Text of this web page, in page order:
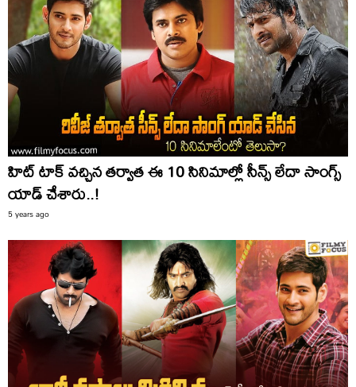
హిట్ టాక్ వచ్చిన తర్వాత ఈ 10 సినిమాల్లో సీన్స్ లేదా సాంగ్స్
యాడ్ చేశారు..!
5 years ago